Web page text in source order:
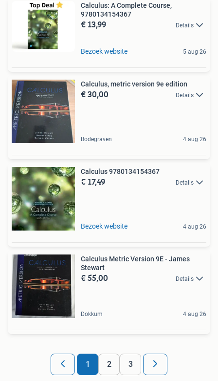
Calculus: A Complete Course,
9780134154367
€ 13,99 Details
Bezoek website 5 aug 26
Calculus, metric version 9e edition
€ 30,00 Details
Bodegraven 4 aug 26
Calculus 9780134154367
€ 17,49 Details
Bezoek website 4 aug 26
Calculus Metric Version 9E - James
Stewart
€ 55,00 Details
Dokkum 4 aug 26
1 2 3